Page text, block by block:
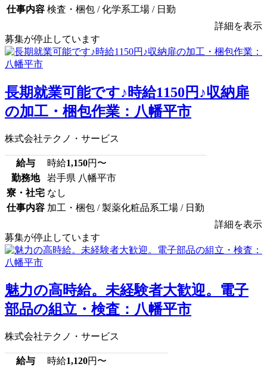
仕事内容 検査・梱包 / 化学系工場 / 日勤
詳細を表示
募集が停止しています
長期就業可能です♪時給1150円♪収納扉
の加工・梱包作業：八幡平市
株式会社テクノ・サービス
給与 時給1,150円〜
勤務地
岩手県 八幡平市
寮・社宅 なし
仕事内容 加工・梱包 / 製薬化粧品系工場 / 日勤
詳細を表示
募集が停止しています
魅力の高時給。未経験者大歓迎。電子
部品の組立・検査：八幡平市
株式会社テクノ・サービス
給与 時給1,120円〜